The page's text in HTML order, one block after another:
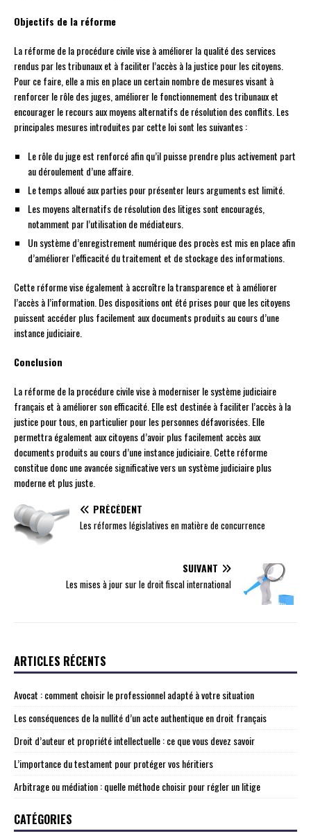
Objectifs de la réforme
La réforme de la procédure civile vise à améliorer la qualité des services
rendus par les tribunaux et à faciliter l’accès à la justice pour les citoyens.
Pour ce faire, elle a mis en place un certain nombre de mesures visant à
renforcer le rôle des juges, améliorer le fonctionnement des tribunaux et
encourager le recours aux moyens alternatifs de résolution des conflits. Les
principales mesures introduites par cette loi sont les suivantes :
Le rôle du juge est renforcé afin qu’il puisse prendre plus activement part
au déroulement d’une affaire.
Le temps alloué aux parties pour présenter leurs arguments est limité.
Les moyens alternatifs de résolution des litiges sont encouragés,
notamment par l’utilisation de médiateurs.
Un système d’enregistrement numérique des procès est mis en place afin
d’améliorer l’efficacité du traitement et de stockage des informations.
Cette réforme vise également à accroître la transparence et à améliorer
l’accès à l’information. Des dispositions ont été prises pour que les citoyens
puissent accéder plus facilement aux documents produits au cours d’une
instance judiciaire.
Conclusion
La réforme de la procédure civile vise à moderniser le système judiciaire
français et à améliorer son efficacité. Elle est destinée à faciliter l’accès à la
justice pour tous, en particulier pour les personnes défavorisées. Elle
permettra également aux citoyens d’avoir plus facilement accès aux
documents produits au cours d’une instance judiciaire. Cette réforme
constitue donc une avancée significative vers un système judiciaire plus
moderne et plus juste.
PRÉCÉDENT
Les réformes législatives en matière de concurrence
SUIVANT
Les mises à jour sur le droit fiscal international
ARTICLES RÉCENTS
Avocat : comment choisir le professionnel adapté à votre situation
Les conséquences de la nullité d’un acte authentique en droit français
Droit d’auteur et propriété intellectuelle : ce que vous devez savoir
L’importance du testament pour protéger vos héritiers
Arbitrage ou médiation : quelle méthode choisir pour régler un litige
CATÉGORIES